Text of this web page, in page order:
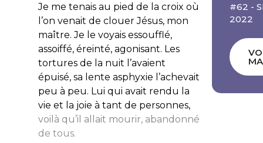
Je me tenais au pied de la croix où
l’on venait de clouer Jésus, mon
maître. Je le voyais essoufflé,
assoiffé, éreinté, agonisant. Les
tortures de la nuit l’avaient
épuisé, sa lente asphyxie l’achevait
peu à peu. Lui qui avait rendu la
vie et la joie à tant de personnes,
voilà qu’il allait mourir, abandonné
de tous.
#62 -
2022